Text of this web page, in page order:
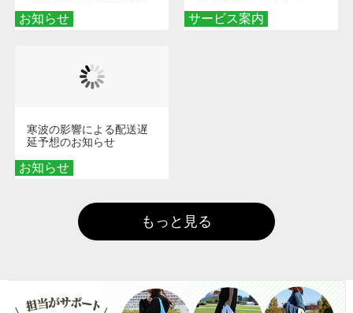
お知らせ サービス案内
お知らせ
寒波の影響による配送遅
延予想のお知らせ
もっと見る